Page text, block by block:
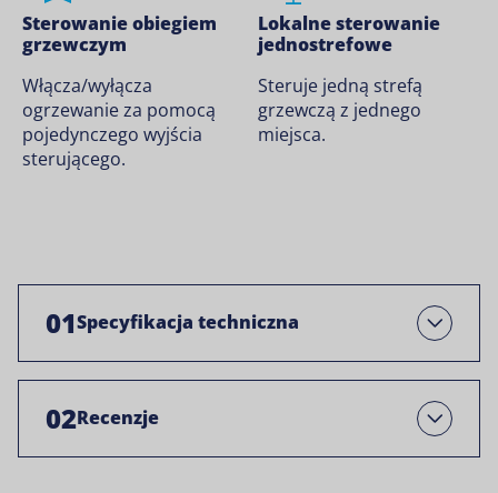
Sterowanie obiegiem
grzewczym
Włącza/wyłącza
ogrzewanie za pomocą
pojedynczego wyjścia
sterującego.
Lokalne sterowanie
jednostrefowe
Steruje jedną strefą
grzewczą z jednego
miejsca.
01Specyfikacja techniczna Otwarty
02Recenzje Open